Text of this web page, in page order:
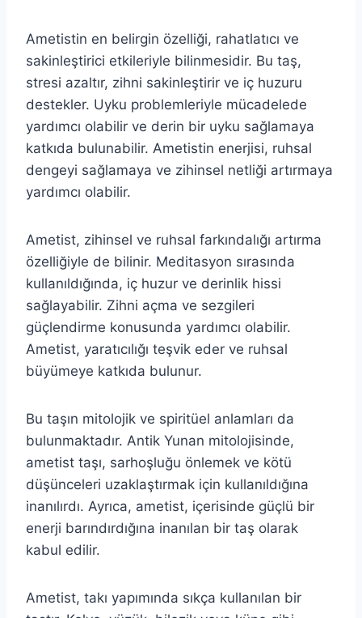
Ametistin en belirgin özelliği, rahatlatıcı ve
sakinleştirici etkileriyle bilinmesidir. Bu taş,
stresi azaltır, zihni sakinleştirir ve iç huzuru
destekler. Uyku problemleriyle mücadelede
yardımcı olabilir ve derin bir uyku sağlamaya
katkıda bulunabilir. Ametistin enerjisi, ruhsal
dengeyi sağlamaya ve zihinsel netliği artırmaya
yardımcı olabilir.
Ametist, zihinsel ve ruhsal farkındalığı artırma
özelliğiyle de bilinir. Meditasyon sırasında
kullanıldığında, iç huzur ve derinlik hissi
sağlayabilir. Zihni açma ve sezgileri
güçlendirme konusunda yardımcı olabilir.
Ametist, yaratıcılığı teşvik eder ve ruhsal
büyümeye katkıda bulunur.
Bu taşın mitolojik ve spiritüel anlamları da
bulunmaktadır. Antik Yunan mitolojisinde,
ametist taşı, sarhoşluğu önlemek ve kötü
düşünceleri uzaklaştırmak için kullanıldığına
inanılırdı. Ayrıca, ametist, içerisinde güçlü bir
enerji barındırdığına inanılan bir taş olarak
kabul edilir.
Ametist, takı yapımında sıkça kullanılan bir